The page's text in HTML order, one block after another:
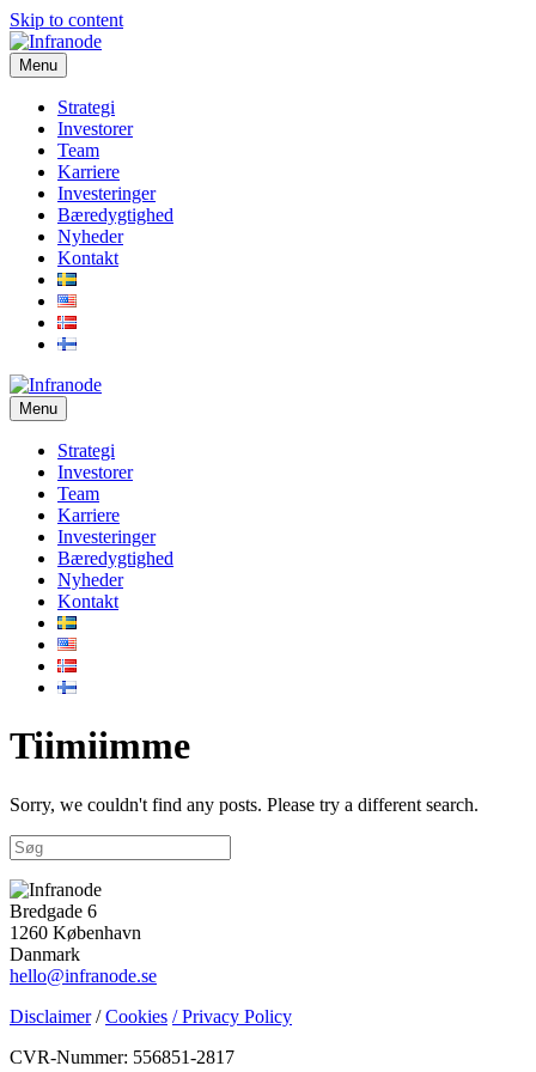
Skip to content
Menu
Strategi
Investorer
Team
Karriere
Investeringer
Bæredygtighed
Nyheder
Kontakt
Menu
Strategi
Investorer
Team
Karriere
Investeringer
Bæredygtighed
Nyheder
Kontakt
Tiimiimme
Sorry, we couldn't find any posts. Please try a different search.
Bredgade 6
1260 København
Danmark
hello@infranode.se
Disclaimer/Cookies / Privacy Policy
CVR-Nummer: 556851-2817